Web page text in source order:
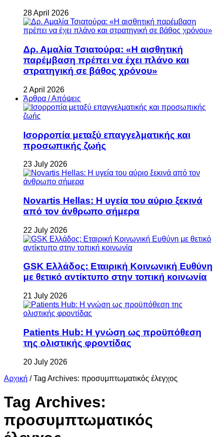
28 April 2026
Δρ. Αμαλία Τσιατούρα: «Η αισθητική
παρέμβαση πρέπει να έχει πλάνο και
στρατηγική σε βάθος χρόνου»
2 April 2026
Άρθρα / Απόψεις
Ισορροπία μεταξύ επαγγελματικής και
προσωπικής ζωής
23 July 2026
Novartis Hellas: Η υγεία του αύριο ξεκινά
από τον άνθρωπο σήμερα
22 July 2026
GSK Ελλάδος: Εταιρική Κοινωνική Ευθύνη
με θετικό αντίκτυπο στην τοπική κοινωνία
21 July 2026
Patients Hub: Η γνώση ως προϋπόθεση
της ολιστικής φροντίδας
20 July 2026
Αρχική / Tag Archives: προσυμπτωματικός έλεγχος
Tag Archives:
προσυμπτωματικός